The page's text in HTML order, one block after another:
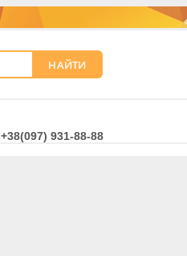
НАЙТИ
+38(097) 931-88-88